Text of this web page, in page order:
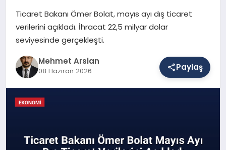
MAGAZIN
SAĞLIK
EĞITIM
DÜNYA
Ticaret Bakanı Ömer Bolat, mayıs ayı dış ticaret
verilerini açıkladı. İhracat 22,5 milyar dolar
seviyesinde gerçekleşti.
Mehmet Arslan
08 Haziran 2026 Paylaş